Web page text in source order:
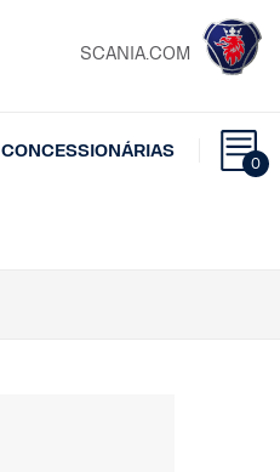
SCANIA.COM
0
CONCESSIONÁRIAS